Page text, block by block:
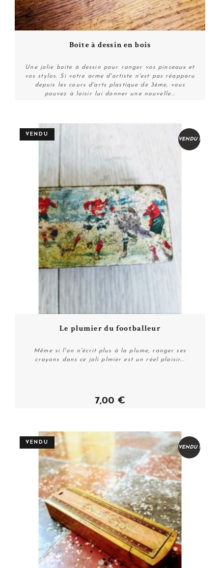
Boîte à dessin en bois
Une jolie boite à dessin pour ranger vos pinceaux et
vos stylos. Si votre arme d'artiste n'est pas réapparu
depuis les cours d'arts plastique de 3ème, vous
pouvez à loisir lui donner une nouvelle...
Plus de détails
VENDU !
VENDU
Le plumier du footballeur
Même si l'on n'écrit plus à la plume, ranger ses
crayons dans ce joli plmier est un réel plaisir...
7,00 €
VENDU !
VENDU